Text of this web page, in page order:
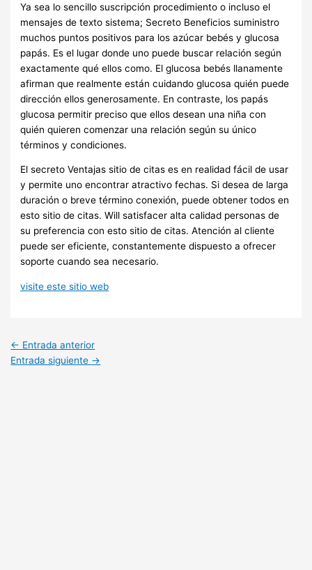
Ya sea lo sencillo suscripción procedimiento o incluso el
mensajes de texto sistema; Secreto Beneficios suministro
muchos puntos positivos para los azúcar bebés y glucosa
papás. Es el lugar donde uno puede buscar relación según
exactamente qué ellos como. El glucosa bebés llanamente
afirman que realmente están cuidando glucosa quién puede
dirección ellos generosamente. En contraste, los papás
glucosa permitir preciso que ellos desean una niña con
quién quieren comenzar una relación según su único
términos y condiciones.
El secreto Ventajas sitio de citas es en realidad fácil de usar
y permite uno encontrar atractivo fechas. Si desea de larga
duración o breve término conexión, puede obtener todos en
esto sitio de citas. Will satisfacer alta calidad personas de
su preferencia con esto sitio de citas. Atención al cliente
puede ser eficiente, constantemente dispuesto a ofrecer
soporte cuando sea necesario.
visite este sitio web
← Entrada anterior
Entrada siguiente →